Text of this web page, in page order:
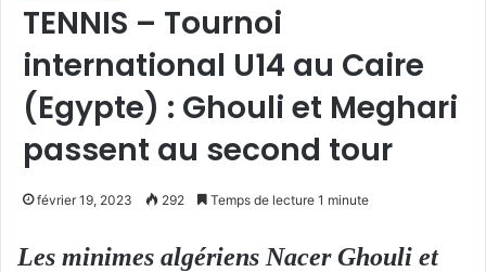
TENNIS – Tournoi
international U14 au Caire
(Egypte) : Ghouli et Meghari
passent au second tour
février 19, 2023 292 Temps de lecture 1 minute
Les minimes algériens Nacer Ghouli et